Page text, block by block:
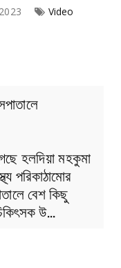
Video
হলদিয়া মহকুমা
পরিকাঠামোর
বেশ কিছু
উ…